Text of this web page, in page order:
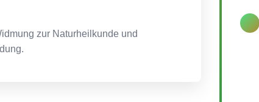
zur Naturheilkunde und